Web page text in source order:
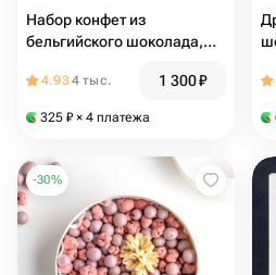
Набор конфет из
бельгийского шоколада,
4.934 тыс. 1 300₽
325 ₽ × 4 платежа
-30%